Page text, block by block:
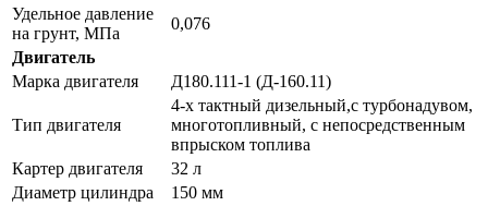
Удельное давление
на грунт, МПа
0,076
Двигатель
Марка двигателя
Д180.111-1 (Д-160.11)
Тип двигателя
4-x тактный дизельный,с турбонадувом,
многотопливный, с непосредственным
впрыском топлива
Картер двигателя
32 л
Диаметр цилиндра
150 мм